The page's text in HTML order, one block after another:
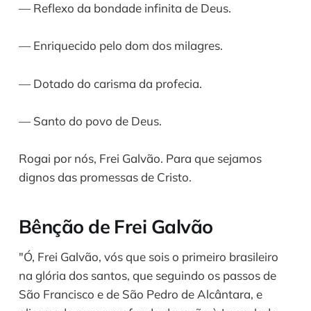
— Reflexo da bondade infinita de Deus.
— Enriquecido pelo dom dos milagres.
— Dotado do carisma da profecia.
— Santo do povo de Deus.
Rogai por nós, Frei Galvão. Para que sejamos
dignos das promessas de Cristo.
Bênção de Frei Galvão
"Ó, Frei Galvão, vós que sois o primeiro brasileiro
na glória dos santos, que seguindo os passos de
São Francisco e de São Pedro de Alcântara, e